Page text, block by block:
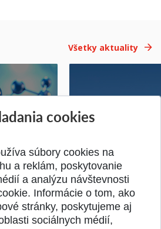
Všetky aktuality
na
Letná prevádzka
cookies
súbory cookies na
a reklám, poskytovanie
a analýzu návštevnosti
Informácie o tom, ako
stránky, poskytujeme aj
sociálnych médií,